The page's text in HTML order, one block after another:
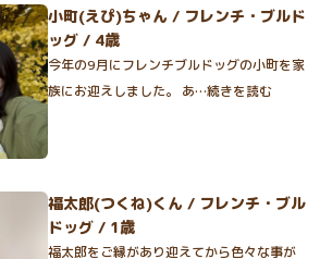
小町(えぴ)ちゃん / フレンチ・ブルド
ッグ / 4歳
今年の9月にフレンチブルドッグの小町を家
族にお迎えしました。 あ…続きを読む
福太郎(つくね)くん / フレンチ・ブル
ドッグ / 1歳
福太郎をご縁があり迎えてから色々な事が